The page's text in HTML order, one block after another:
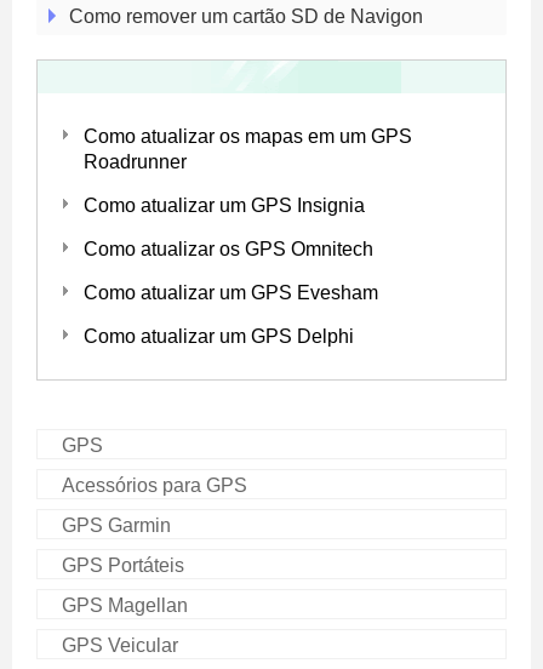
Como remover um cartão SD de Navigon
Como atualizar os mapas em um GPS
Roadrunner
Como atualizar um GPS Insignia
Como atualizar os GPS Omnitech
Como atualizar um GPS Evesham
Como atualizar um GPS Delphi
GPS
Acessórios para GPS
GPS Garmin
GPS Portáteis
GPS Magellan
GPS Veicular